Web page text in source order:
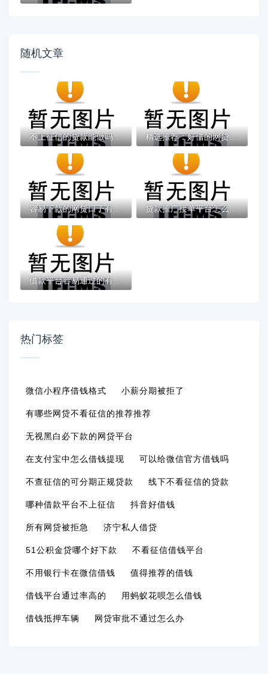
随机文章
不上征信的贷款能做吗？老铁们看完利弊再决... 精选推荐：好借的网贷口子有哪些？这些平台...
容易下款的网贷口子有哪些？5个审核快门槛低... 贷款推广接单平台怎么选？这5个靠谱渠道助你...
借款平台容易通过的有哪些？这几类渠道审核...
热门标签
微信小程序借钱格式 小薪分期被拒了
有哪些网贷不看征信的推荐推荐
无视黑白必下款的网贷平台
在支付宝中怎么借钱提现 可以给微信官方借钱吗
不查征信的可分期正规贷款 线下不看征信的贷款
哪种借款平台不上征信 抖音好借钱
所有网贷被拒急 济宁私人借贷
51公积金贷哪个好下款 不看征信借钱平台
不用银行卡在微信借钱 值得推荐的借钱
借钱平台通过率高的 用蚂蚁花呗怎么借钱
借钱抵押车辆 网贷审批不通过怎么办